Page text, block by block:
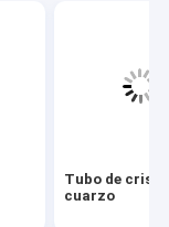
Tubo de
cuarzo